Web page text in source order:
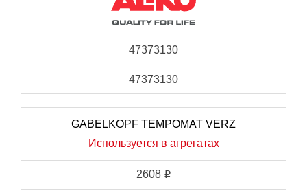
47373130
47373130
GABELKOPF TEMPOMAT VERZ
Используется в агрегатах
2608 i